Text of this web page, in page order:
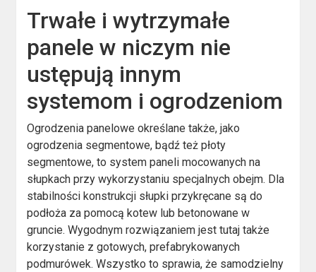
Trwałe i wytrzymałe
panele w niczym nie
ustępują innym
systemom i ogrodzeniom
Ogrodzenia panelowe określane także, jako
ogrodzenia segmentowe, bądź też płoty
segmentowe, to system paneli mocowanych na
słupkach przy wykorzystaniu specjalnych obejm. Dla
stabilności konstrukcji słupki przykręcane są do
podłoża za pomocą kotew lub betonowane w
gruncie. Wygodnym rozwiązaniem jest tutaj także
korzystanie z gotowych, prefabrykowanych
podmurówek. Wszystko to sprawia, że samodzielny